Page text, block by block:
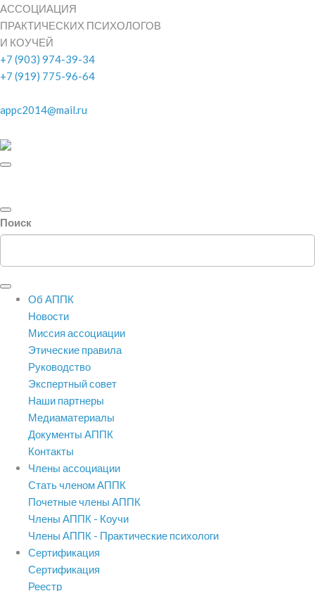
АССОЦИАЦИЯ
ПРАКТИЧЕСКИХ ПСИХОЛОГОВ
И КОУЧЕЙ
+7 (903) 974-39-34
+7 (919) 775-96-64
appc2014@mail.ru
Поиск
Об АППК
Новости
Миссия ассоциации
Этические правила
Руководство
Экспертный совет
Наши партнеры
Медиаматериалы
Документы АППК
Контакты
Члены ассоциации
Стать членом АППК
Почетные члены АППК
Члены АППК - Коучи
Члены АППК - Практические психологи
Сертификация
Сертификация
Реестр